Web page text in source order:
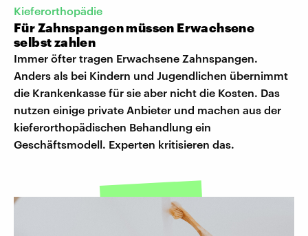
Kieferorthopädie
Für Zahnspangen müssen Erwachsene
selbst zahlen
Immer öfter tragen Erwachsene Zahnspangen.
Anders als bei Kindern und Jugendlichen übernimmt
die Krankenkasse für sie aber nicht die Kosten. Das
nutzen einige private Anbieter und machen aus der
kieferorthopädischen Behandlung ein
Geschäftsmodell. Experten kritisieren das.